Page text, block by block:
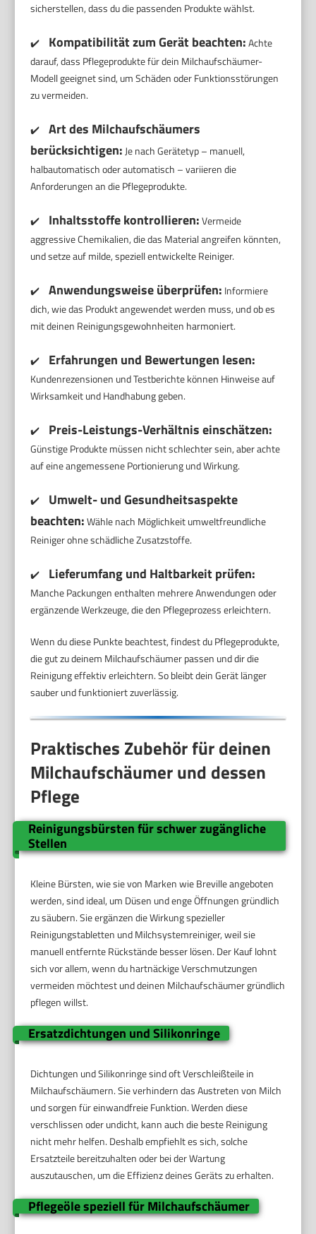
sicherstellen, dass du die passenden Produkte wählst.
✔️ Kompatibilität zum Gerät beachten:Achte
darauf, dass Pflegeprodukte für dein Milchaufschäumer-
Modell geeignet sind, um Schäden oder Funktionsstörungen
zu vermeiden.
✔️
Art des Milchaufschäumers
berücksichtigen: Je nach Gerätetyp – manuell,
halbautomatisch oder automatisch – variieren die
Anforderungen an die Pflegeprodukte.
✔️ Inhaltsstoffe kontrollieren:Vermeide
aggressive Chemikalien, die das Material angreifen könnten,
und setze auf milde, speziell entwickelte Reiniger.
✔️ Anwendungsweise überprüfen: Informiere
dich, wie das Produkt angewendet werden muss, und ob es
mit deinen Reinigungsgewohnheiten harmoniert.
✔️ Erfahrungen und Bewertungen lesen:
Kundenrezensionen und Testberichte können Hinweise auf
Wirksamkeit und Handhabung geben.
✔️ Preis-Leistungs-Verhältnis einschätzen:
Günstige Produkte müssen nicht schlechter sein, aber achte
auf eine angemessene Portionierung und Wirkung.
✔️
Umwelt- und Gesundheitsaspekte
beachten:Wähle nach Möglichkeit umweltfreundliche
Reiniger ohne schädliche Zusatzstoffe.
✔️ Lieferumfang und Haltbarkeit prüfen:
Manche Packungen enthalten mehrere Anwendungen oder
ergänzende Werkzeuge, die den Pflegeprozess erleichtern.
Wenn du diese Punkte beachtest, findest du Pflegeprodukte,
die gut zu deinem Milchaufschäumer passen und dir die
Reinigung effektiv erleichtern. So bleibt dein Gerät länger
sauber und funktioniert zuverlässig.
Praktisches Zubehör für deinen
Milchaufschäumer und dessen
Pflege
Reinigungsbürsten für schwer zugängliche
Stellen
Kleine Bürsten, wie sie von Marken wie Breville angeboten
werden, sind ideal, um Düsen und enge Öffnungen gründlich
zu säubern. Sie ergänzen die Wirkung spezieller
Reinigungstabletten und Milchsystemreiniger, weil sie
manuell entfernte Rückstände besser lösen. Der Kauf lohnt
sich vor allem, wenn du hartnäckige Verschmutzungen
vermeiden möchtest und deinen Milchaufschäumer gründlich
pflegen willst.
Ersatzdichtungen und Silikonringe
Dichtungen und Silikonringe sind oft Verschleißteile in
Milchaufschäumern. Sie verhindern das Austreten von Milch
und sorgen für einwandfreie Funktion. Werden diese
verschlissen oder undicht, kann auch die beste Reinigung
nicht mehr helfen. Deshalb empfiehlt es sich, solche
Ersatzteile bereitzuhalten oder bei der Wartung
auszutauschen, um die Effizienz deines Geräts zu erhalten.
Pflegeöle speziell für Milchaufschäumer